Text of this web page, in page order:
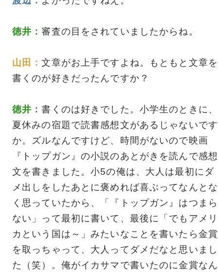
徳井： 審査の目をされていましたからね。
山田：文章がお上手ですよね。もともと文章を
書くのが好きだったんですか？
徳井：書くのは好きでした。小学生のときに、
夏休みの宿題で読書感想文があるじゃないです
か。ズルなんですけど、時間がないので映画
『トップガン』の小説のあとがきを読んで感想
文を書きました。小5の俺は、大人は最初にダ
メ出しをしたあとに褒めれば喜ぶってなんとな
く思っていたから、「『トップガン』はつまら
ない」って最初に書いて、最後に「でもアメリ
カという国は～」みたいなことを書いたら金賞
を取っちゃって、大人ってダメだなと思いまし
た（笑）。俺がイカサマで書いたのに金賞なん